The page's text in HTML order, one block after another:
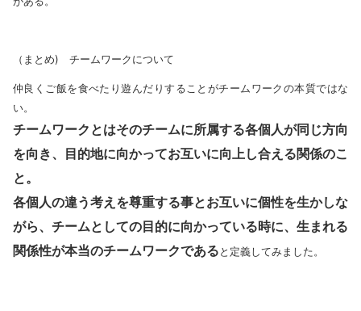
（まとめ) チームワークについて
仲良くご飯を食べたり遊んだりすることがチームワークの本質ではな
い。
チームワークとはそのチームに所属する各個人が同じ方向
を向き、目的地に向かってお互いに向上し合える関係のこ
と。
各個人の違う考えを尊重する事とお互いに個性を生かしな
がら、チームとしての目的に向かっている時に、生まれる
関係性が本当のチームワークであると定義してみました。